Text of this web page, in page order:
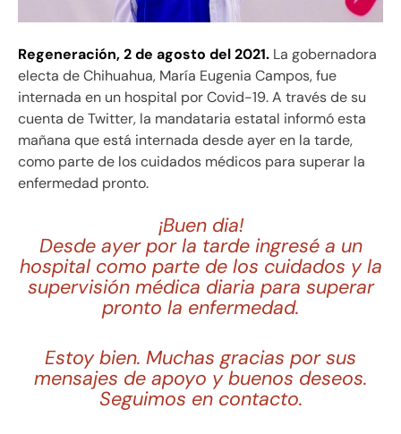
Regeneración,2 de agosto del 2021. La gobernadora
electa de Chihuahua, María Eugenia Campos, fue
internada en un hospital por Covid-19. A través de su
cuenta de Twitter, la mandataria estatal informó esta
mañana que está internada desde ayer en la tarde,
como parte de los cuidados médicos para superar la
enfermedad pronto.
¡Buen dia!
Desde ayer por la tarde ingresé a un
hospital como parte de los cuidados y la
supervisión médica diaria para superar
pronto la enfermedad.
Estoy bien. Muchas gracias por sus
mensajes de apoyo y buenos deseos.
Seguimos en contacto.